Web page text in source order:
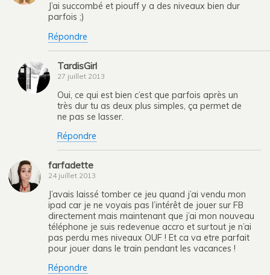
J’ai succombé et piouff y a des niveaux bien dur
parfois ;)
Répondre
TardisGirl
27 juillet 2013
Oui, ce qui est bien c’est que parfois après un
très dur tu as deux plus simples, ça permet de
ne pas se lasser.
Répondre
farfadette
24 juillet 2013
J’avais laissé tomber ce jeu quand j’ai vendu mon
ipad car je ne voyais pas l’intérêt de jouer sur FB
directement mais maintenant que j’ai mon nouveau
téléphone je suis redevenue accro et surtout je n’ai
pas perdu mes niveaux OUF ! Et ca va etre parfait
pour jouer dans le train pendant les vacances !
Répondre